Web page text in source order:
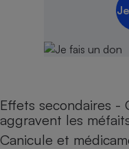
Effets secondaires -
aggravent les
Canicule et